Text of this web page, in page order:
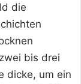
die
bis drei
dicke, um ein